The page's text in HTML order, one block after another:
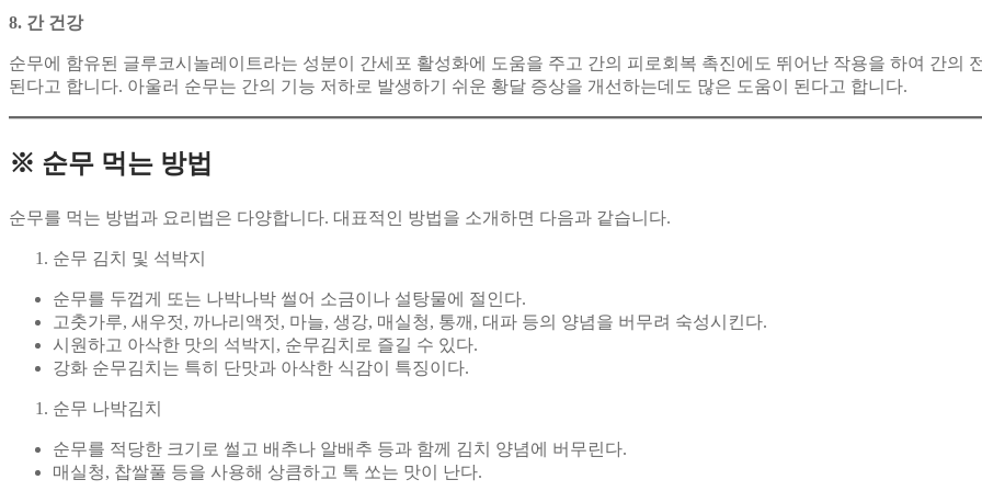
8. 간 건강
순무에 함유된 글루코시놀레이트라는 성분이 간세포 활성화에 도움을 주고 간의 피로회복 촉진에도 뛰어난 작용을 하여 간의
된다고 합니다. 아울러 순무는 간의 기능 저하로 발생하기 쉬운 황달 증상을 개선하는데도 많은 도움이 된다고 합니다.
※ 순무 먹는 방법
순무를 먹는 방법과 요리법은 다양합니다. 대표적인 방법을 소개하면 다음과 같습니다.
순무 김치 및 석박지
순무를 두껍게 또는 나박나박 썰어 소금이나 설탕물에 절인다.
고춧가루, 새우젓, 까나리액젓, 마늘, 생강, 매실청, 통깨, 대파 등의 양념을 버무려 숙성시킨다.
시원하고 아삭한 맛의 석박지, 순무김치로 즐길 수 있다.
강화 순무김치는 특히 단맛과 아삭한 식감이 특징이다.
순무 나박김치
순무를 적당한 크기로 썰고 배추나 알배추 등과 함께 김치 양념에 버무린다.
매실청, 찹쌀풀 등을 사용해 상큼하고 톡 쏘는 맛이 난다.